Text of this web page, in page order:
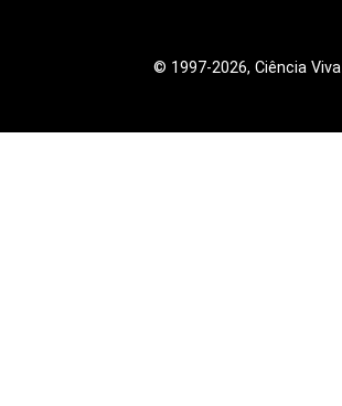
© 1997-2026, Ciência Viva